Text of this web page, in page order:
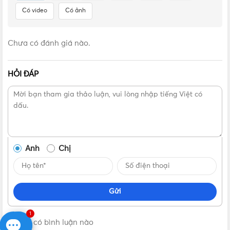
VẬT TƯ 365 - NHÀ PHÂN PHỐI THIẾT BỊ ĐIỆN NƯỚC
CHUYÊN NGHIỆP
Hotline:
Có video Có ảnh
Chưa có đánh giá nào.
HỎI ĐÁP
Anh Chị
Gửi
Không có bình luận nào
1